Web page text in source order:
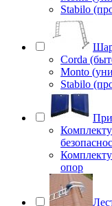
Stabilo
Corda
Monto
Stabilo
опор